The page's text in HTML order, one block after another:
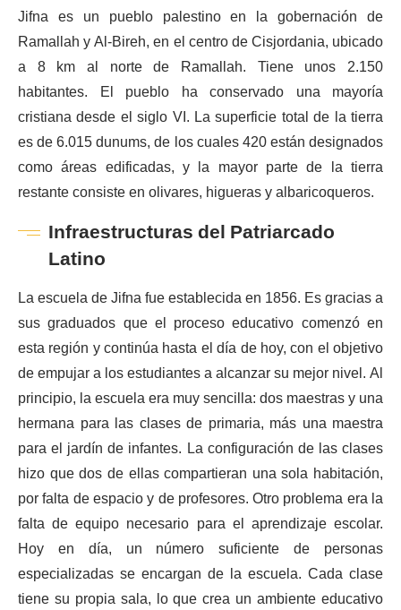
Jifna es un pueblo palestino en la gobernación de
Ramallah y Al-Bireh, en el centro de Cisjordania, ubicado
a 8 km al norte de Ramallah. Tiene unos 2.150
habitantes. El pueblo ha conservado una mayoría
cristiana desde el siglo VI. La superficie total de la tierra
es de 6.015 dunums, de los cuales 420 están designados
como áreas edificadas, y la mayor parte de la tierra
restante consiste en olivares, higueras y albaricoqueros.
Infraestructuras del Patriarcado
Latino
La escuela de Jifna fue establecida en 1856. Es gracias a
sus graduados que el proceso educativo comenzó en
esta región y continúa hasta el día de hoy, con el objetivo
de empujar a los estudiantes a alcanzar su mejor nivel. Al
principio, la escuela era muy sencilla: dos maestras y una
hermana para las clases de primaria, más una maestra
para el jardín de infantes. La configuración de las clases
hizo que dos de ellas compartieran una sola habitación,
por falta de espacio y de profesores. Otro problema era la
falta de equipo necesario para el aprendizaje escolar.
Hoy en día, un número suficiente de personas
especializadas se encargan de la escuela. Cada clase
tiene su propia sala, lo que crea un ambiente educativo